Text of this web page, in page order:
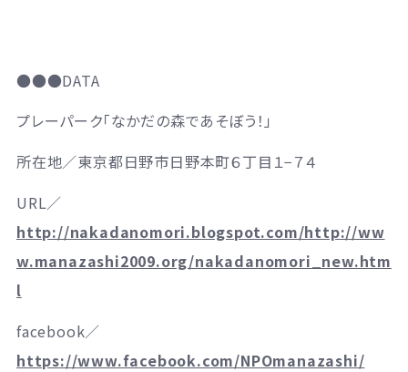
●●●DATA
プレーパーク「なかだの森であそぼう！」
所在地／東京都日野市日野本町６丁目１−７４
URL／
http://nakadanomori.blogspot.com/http://ww
w.manazashi2009.org/nakadanomori_new.htm
l
facebook／
https://www.facebook.com/NPOmanazashi/